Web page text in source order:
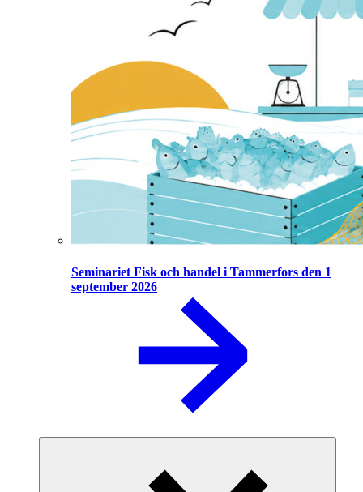
Seminariet Fisk och handel i Tammerfors den 1
september 2026